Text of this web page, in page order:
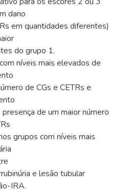
dano
em quantidades diferentes)
do grupo 1.
níveis mais elevados de
de CGs e CETRs e
de um maior número
grupos com níveis mais
e lesão tubular
IRA.